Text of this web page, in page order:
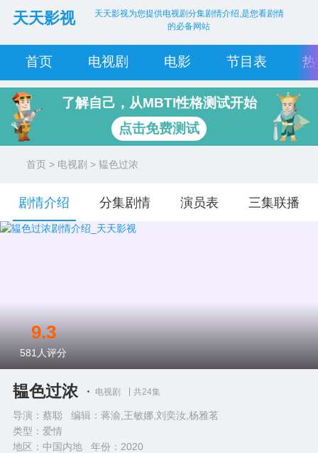
天天影视
天天影视为您提供电视剧分集剧情介绍,是您看剧情
的必备网站
首页 电视剧 电影 节目表
了解自己，从MBTI性格测试开始
点击免费测试
首页 > 电视剧 > 韫色过浓
剧情介绍 分集剧情 演员表 三集联播
韫色过浓 电视剧 共24集
导演：蔡聪 编辑：蒋渝,王敏娜,刘奕汝,杨雅茗
类型： 爱情
地区：中国内地 年份： 2020
9.3
581 人评分